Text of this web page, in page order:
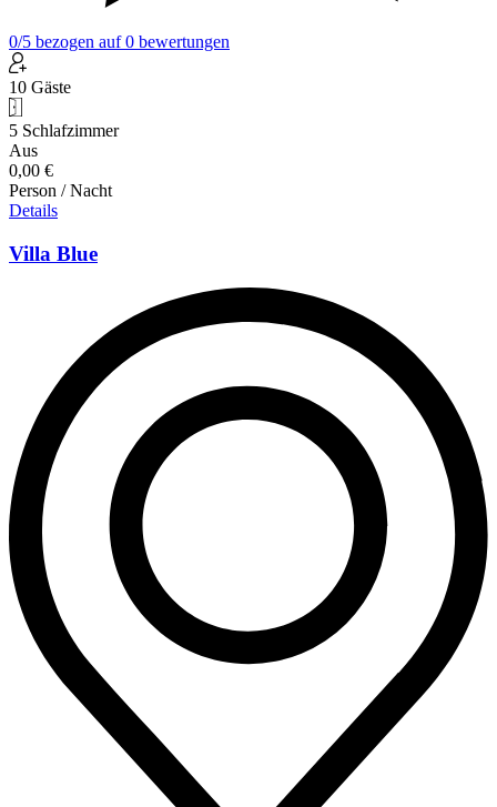
0/5 bezogen auf 0 bewertungen
10 Gäste
5 Schlafzimmer
Aus
0,00 €
Person / Nacht
Details
Villa Blue